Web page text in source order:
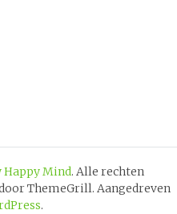
Happy Mind. Alle rechten
ThemeGrill. Aangedreven
.